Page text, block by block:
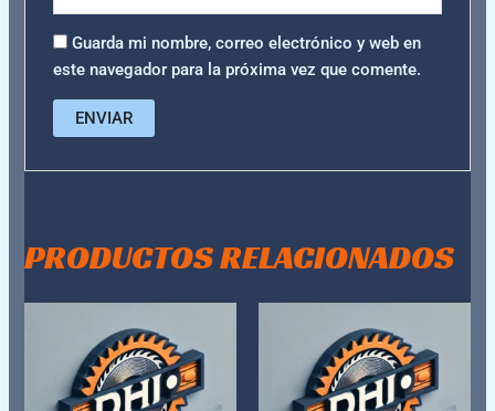
Guarda mi nombre, correo electrónico y web en
este navegador para la próxima vez que comente.
PRODUCTOS RELACIONADOS